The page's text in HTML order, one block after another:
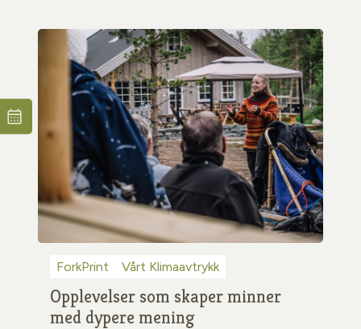
ForkPrint Vårt Klimaavtrykk
Opplevelser som skaper minner
med dypere mening